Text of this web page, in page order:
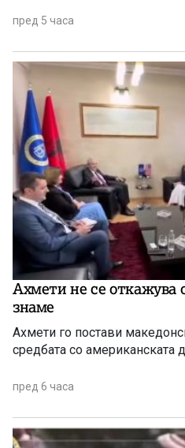
пред 5 часа
Ахмети не се откажува
знаме
Ахмети го постави
средбата со американската
пред 6 часа